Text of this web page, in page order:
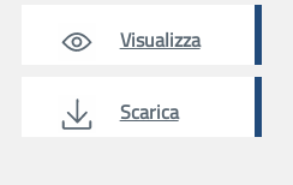
Visualizza
Scarica